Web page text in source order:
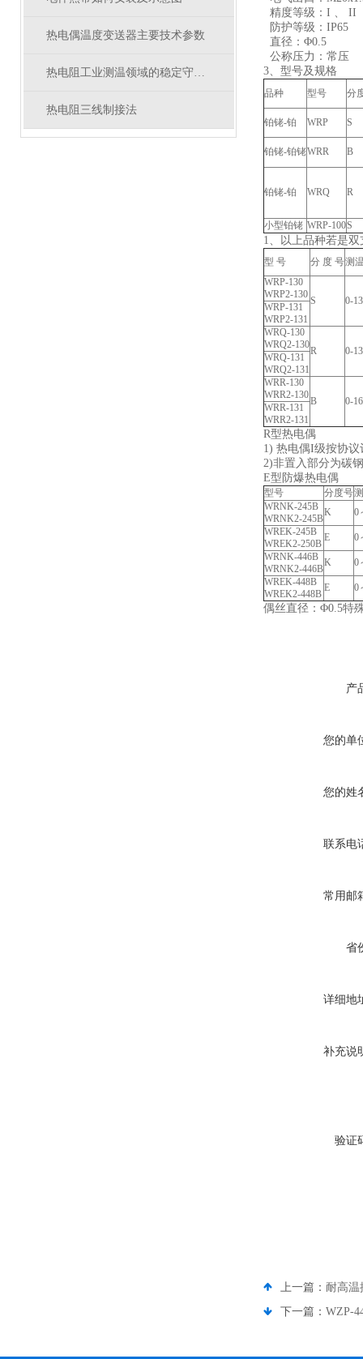
热电偶温度变送器主要技术参数
热电阻工业测温领域的稳定守护者
热电阻三线制接法
精度等级：I 、 II
防护等级：IP65
直径：Φ0.5
公称压力：常压
3、型号及规格
品种 型号 分
铂铑-铂 WRP S
铂铑-铂铑WRR B
铂铑-铂 WRQ R
小型铂铑 WRP-100S
1、以上品种若是
型 号 分 度 号测
WRP-130
WRP2-130
S 0-
WRP-131
WRP2-131
WRQ-130
WRQ2-130
R 0-
WRQ-131
WRQ2-131
WRR-130
WRR2-130
B 0-
WRR-131
WRR2-131
R型热电偶
1) 热电偶I级按协议
2)非置入部分为碳
E型防爆热电偶
型号 分度号
WRNK-245B
WRNK2-245B
K
0
WREK-245B
WREK2-250B
E
0
WRNK-446B
WRNK2-446B
K
0
WREK-448B
WREK2-448B
E 0
偶丝直径：Φ0.5特
产
您的单
您的姓
联系电
常用邮
省
详细地
补充说
验证
上一篇： 耐高温
下一篇： WZP-